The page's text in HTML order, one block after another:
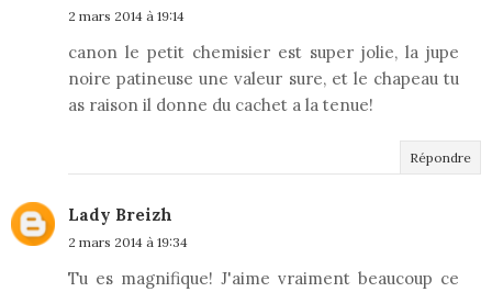
2 mars 2014 à 19:14
canon le petit chemisier est super jolie, la jupe
noire patineuse une valeur sure, et le chapeau tu
as raison il donne du cachet a la tenue!
Répondre
Lady Breizh
2 mars 2014 à 19:34
Tu es magnifique! J'aime vraiment beaucoup ce